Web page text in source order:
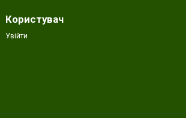
Користувач
Увійти